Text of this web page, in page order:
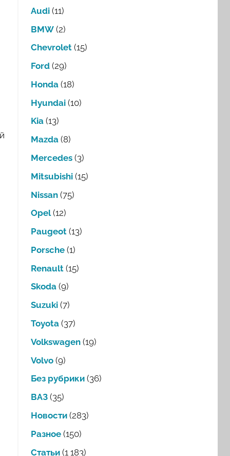
Audi(11)
BMW(2)
Chevrolet(15)
Ford(29)
Honda(18)
Hyundai(10)
Kia(13)
Mazda(8)
Mercedes(3)
Mitsubishi(15)
Nissan(75)
Opel(12)
Paugeot(13)
Porsche(1)
Renault(15)
Skoda(9)
Suzuki(7)
Toyota(37)
Volkswagen(19)
Volvo(9)
Без рубрики(36)
ВАЗ(35)
Новости(283)
Разное(150)
Статьи(1 183)